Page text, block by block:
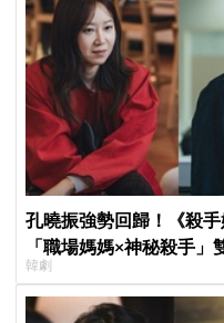
孔曉振強勢回歸！《殺
「職場媽媽×神秘殺手」
鄭準元展開反差夫妻線
韓劇